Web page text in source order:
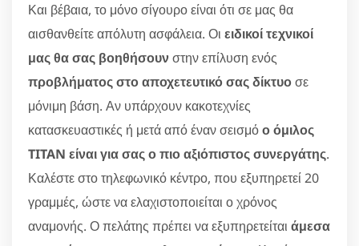
Και βέβαια, το μόνο σίγουρο είναι ότι σε μας θα
αισθανθείτε απόλυτη ασφάλεια. Οι ειδικοί τεχνικοί
μας θα σας βοηθήσουνστην επίλυση ενός
προβλήματος στο αποχετευτικό σας δίκτυοσε
μόνιμη βάση. Αν υπάρχουν κακοτεχνίες
κατασκευαστικές ή μετά από έναν σεισμόο όμιλος
TITAN είναι για σας ο πιο αξιόπιστος συνεργάτης.
Καλέστε στο τηλεφωνικό κέντρο, που εξυπηρετεί 20
γραμμές, ώστε να ελαχιστοποιείται ο χρόνος
αναμονής. Ο πελάτης πρέπει να εξυπηρετείται άμεσα